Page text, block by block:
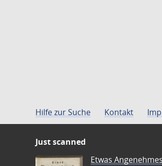
Hilfe zur Suche Kontakt
Just scanned
Etwas